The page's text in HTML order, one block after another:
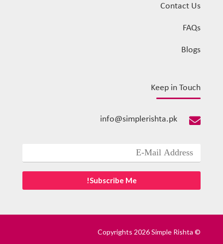
Contact Us
FAQs
Blogs
Keep in Touch

info@simplerishta.pk
© Copyrights 2026 Simple Rishta